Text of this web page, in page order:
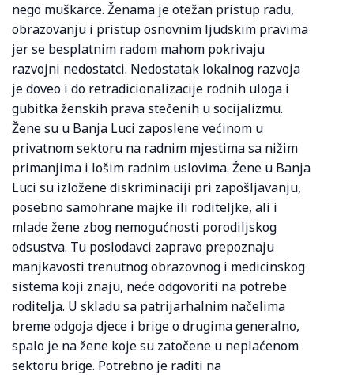
nego muškarce. Ženama je otežan pristup radu,
obrazovanju i pristup osnovnim ljudskim pravima
jer se besplatnim radom mahom pokrivaju
razvojni nedostatci. Nedostatak lokalnog razvoja
je doveo i do retradicionalizacije rodnih uloga i
gubitka ženskih prava stečenih u socijalizmu.
Žene su u Banja Luci zaposlene većinom u
privatnom sektoru na radnim mjestima sa nižim
primanjima i lošim radnim uslovima. Žene u Banja
Luci su izložene diskriminaciji pri zapošljavanju,
posebno samohrane majke ili roditeljke, ali i
mlade žene zbog nemogućnosti porodiljskog
odsustva. Tu poslodavci zapravo prepoznaju
manjkavosti trenutnog obrazovnog i medicinskog
sistema koji znaju, neće odgovoriti na potrebe
roditelja. U skladu sa patrijarhalnim načelima
breme odgoja djece i brige o drugima generalno,
spalo je na žene koje su zatočene u neplaćenom
sektoru brige. Potrebno je raditi na